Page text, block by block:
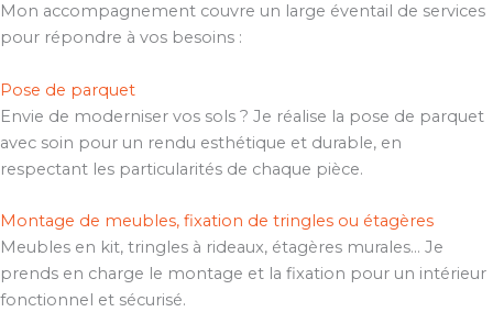
Mon accompagnement couvre un large éventail de services
pour répondre à vos besoins :
Pose de parquet
Envie de moderniser vos sols ? Je réalise la pose de parquet
avec soin pour un rendu esthétique et durable, en
respectant les particularités de chaque pièce.
Montage de meubles, fixation de tringles ou étagères
Meubles en kit, tringles à rideaux, étagères murales… Je
prends en charge le montage et la fixation pour un intérieur
fonctionnel et sécurisé.